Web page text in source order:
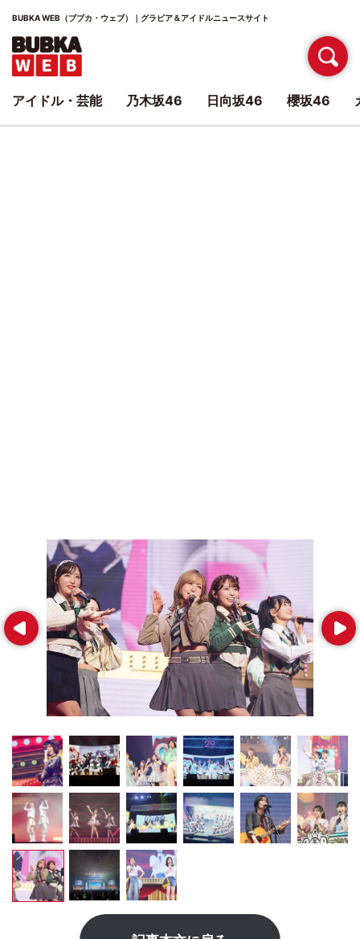
BUBKA WEB（ブブカ・ウェブ）｜グラビア＆アイドルニュースサイト
Prev Next
アイドル・芸能 乃木坂46 日向坂46 櫻坂46